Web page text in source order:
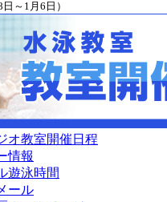
～1月6日）